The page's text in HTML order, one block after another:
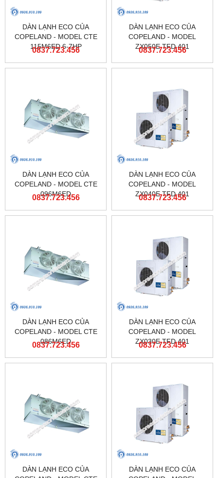
DÀN LẠNH ECO CỦA
COPELAND - MODEL CTE
115M6ED 6-7HP
0837.723.456
DÀN LẠNH ECO CỦA
COPELAND - MODEL
ZX050E TFD 401
0837.723.456
DÀN LẠNH ECO CỦA
COPELAND - MODEL CTE
096M6ED
0837.723.456
DÀN LẠNH ECO CỦA
COPELAND - MODEL
ZX040E TFD 401
0837.723.456
DÀN LẠNH ECO CỦA
COPELAND - MODEL CTE
086M6ED
0837.723.456
DÀN LẠNH ECO CỦA
COPELAND - MODEL
ZX030E TFD 401
0837.723.456
DÀN LẠNH ECO CỦA
DÀN LẠNH ECO CỦA